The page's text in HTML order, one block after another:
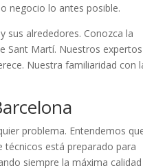
negocio lo antes posible.
sus alrededores. Conozca la
Sant Martí. Nuestros expertos
Nuestra familiaridad con
problema. Entendemos
técnicos está preparado para
siempre la máxima